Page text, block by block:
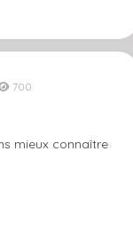
700
mieux connaître